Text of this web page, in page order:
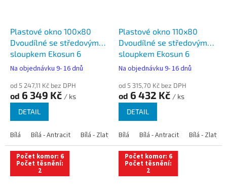
Plastové okno 100x80
Dvoudílné se středovým
sloupkem Ekosun 6
Na objednávku 9- 16 dnů
od 5 247,11 Kč bez DPH
od 6 349 Kč / ks
DETAIL
Bílá Bílá - Antracit Bílá - Zlatý dub Bílá - Tmavý dub Bílá -
Plastové okno 110x80
Dvoudílné se středovým
sloupkem Ekosun 6
Na objednávku 9- 16 dnů
od 5 315,70 Kč bez DPH
od 6 432 Kč / ks
DETAIL
Bílá Bílá - Antracit Bílá - Zlatý
Počet komor: 6
Počet těsnění:
2
Počet komor: 6
Počet těsnění:
2